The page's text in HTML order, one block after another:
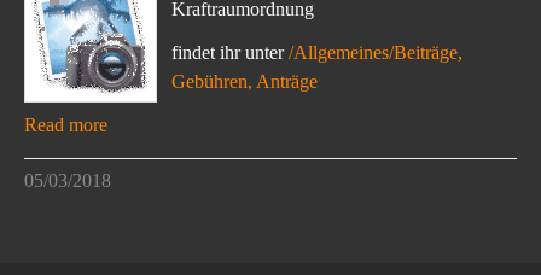
Kraftraumordnung
findet ihr unter/Allgemeines/Beiträge,
Gebühren, Anträge
Read more
05/03/2018